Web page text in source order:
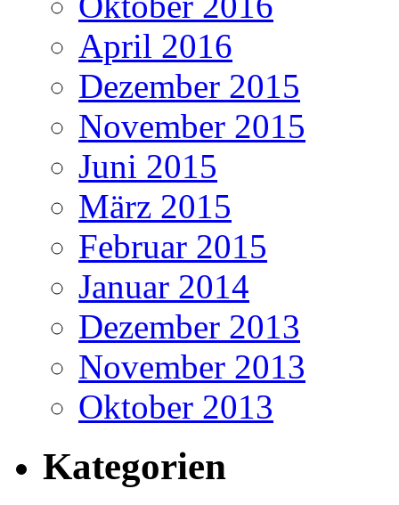
April 2016
Dezember 2015
November 2015
Juni 2015
März 2015
Februar 2015
Januar 2014
Dezember 2013
November 2013
Oktober 2013
Kategorien